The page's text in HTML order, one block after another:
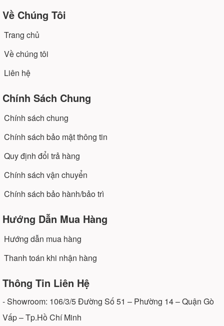
Về Chúng Tôi
Trang chủ
Về chúng tôi
Liên hệ
Chính Sách Chung
Chính sách chung
Chính sách bảo mật thông tin
Quy định đổi trả hàng
Chính sách vận chuyển
Chính sách bảo hành/bảo trì
Hướng Dẫn Mua Hàng
Hướng dẫn mua hàng
Thanh toán khi nhận hàng
Thông Tin Liên Hệ
- Showroom: 106/3/5 Đường Số 51 – Phường 14 – Quận Gò
Vấp – Tp.Hồ Chí Minh